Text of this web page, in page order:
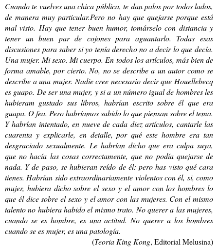
Cuando te vuelves una chica pública, te dan palos por todos lados,
de manera muy particular.Pero no hay que quejarse porque está
mal visto. Hay que tener buen humor, tomárselo con distancia y
tener un buen par de cojones para aguantarlo. Todas esas
discusiones para saber si yo tenía derecho no a decir lo que decía.
Una mujer. Mi sexo. Mi cuerpo. En todos los artículos, más bien de
forma amable, por cierto. No, no se describe a un autor como se
describe a una mujer. Nadie cree necesario decir que Houellebecq
es guapo. De ser una mujer, y si a un número igual de hombres les
hubieram gustado sus libros, habrían escrito sobre él que era
guapa. O fea. Pero habríamos sabido lo que piensan sobre el tema.
Y habrían intentado, en nueve de cada diez artículos, cantarle las
cuarenta y explicarle, en detalle, por qué este hombre era tan
desgraciado sexualmente. Le habrían dicho que era culpa suya,
que no hacía las cosas correctamente, que no podía quejarse de
nada. Y de paso, se hubieran reído de él: pero has visto qué cara
tienes. Habrían sido extraordinariamente violentos con él, si, como
mujer, hubiera dicho sobre el sexo y el amor con los hombres lo
que él dice sobre el sexo y el amor con las mujeres. Con el mismo
talento no hubiera habido el mismo trato. No querer a las mujeres,
cuando se es hombre, es una actitud. No querer a los hombres
cuando se es mujer, es una patología.
(Teoria King Kong, Editorial Melusina)